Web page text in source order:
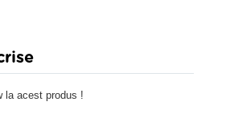
la acest produs !